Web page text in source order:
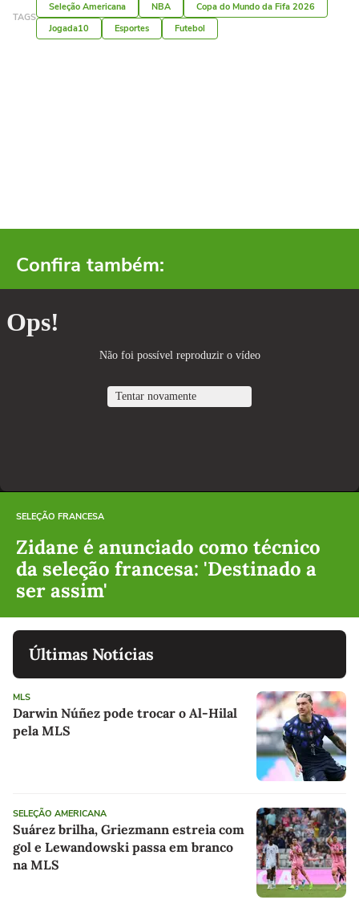
TAGS
Seleção Americana NBA
Copa do Mundo da Fifa 2026
Jogada10
Esportes Futebol
Confira também:
SELEÇÃO FRANCESA
Zidane é anunciado como técnico
da seleção francesa: 'Destinado a
ser assim'
Últimas Notícias
MLS
Darwin Núñez pode trocar o Al-Hilal
pela MLS
SELEÇÃO AMERICANA
Suárez brilha, Griezmann estreia com
gol e Lewandowski passa em branco
na MLS